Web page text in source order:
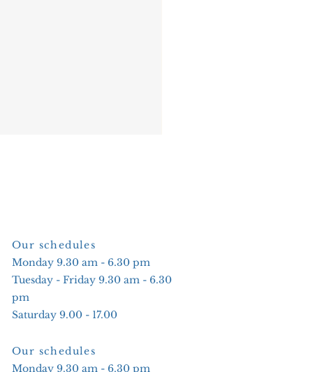
Our schedules
Monday 9.30 am - 6.30 pm
Tuesday - Friday 9.30 am - 6.30
pm
Saturday 9.00 - 17.00
Our schedules
Monday 9.30 am - 6.30 pm